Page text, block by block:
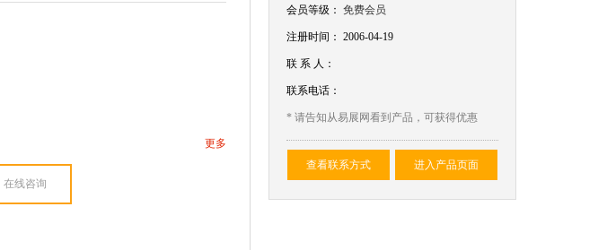
更多
在线咨询
会员等级：免费会员
注册时间： 2006-04-19
联 系 人：
联系电话：
* 请告知从易展网看到产品，可获得优惠
查看联系方式 进入产品页面